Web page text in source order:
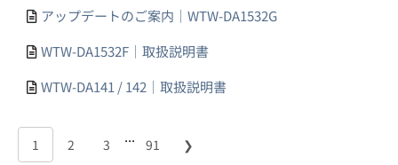
アップデートのご案内｜WTW-DA1532G
WTW-DA1532F｜取扱説明書
WTW-DA141 / 142｜取扱説明書
1 2 3 ... 91 ❯